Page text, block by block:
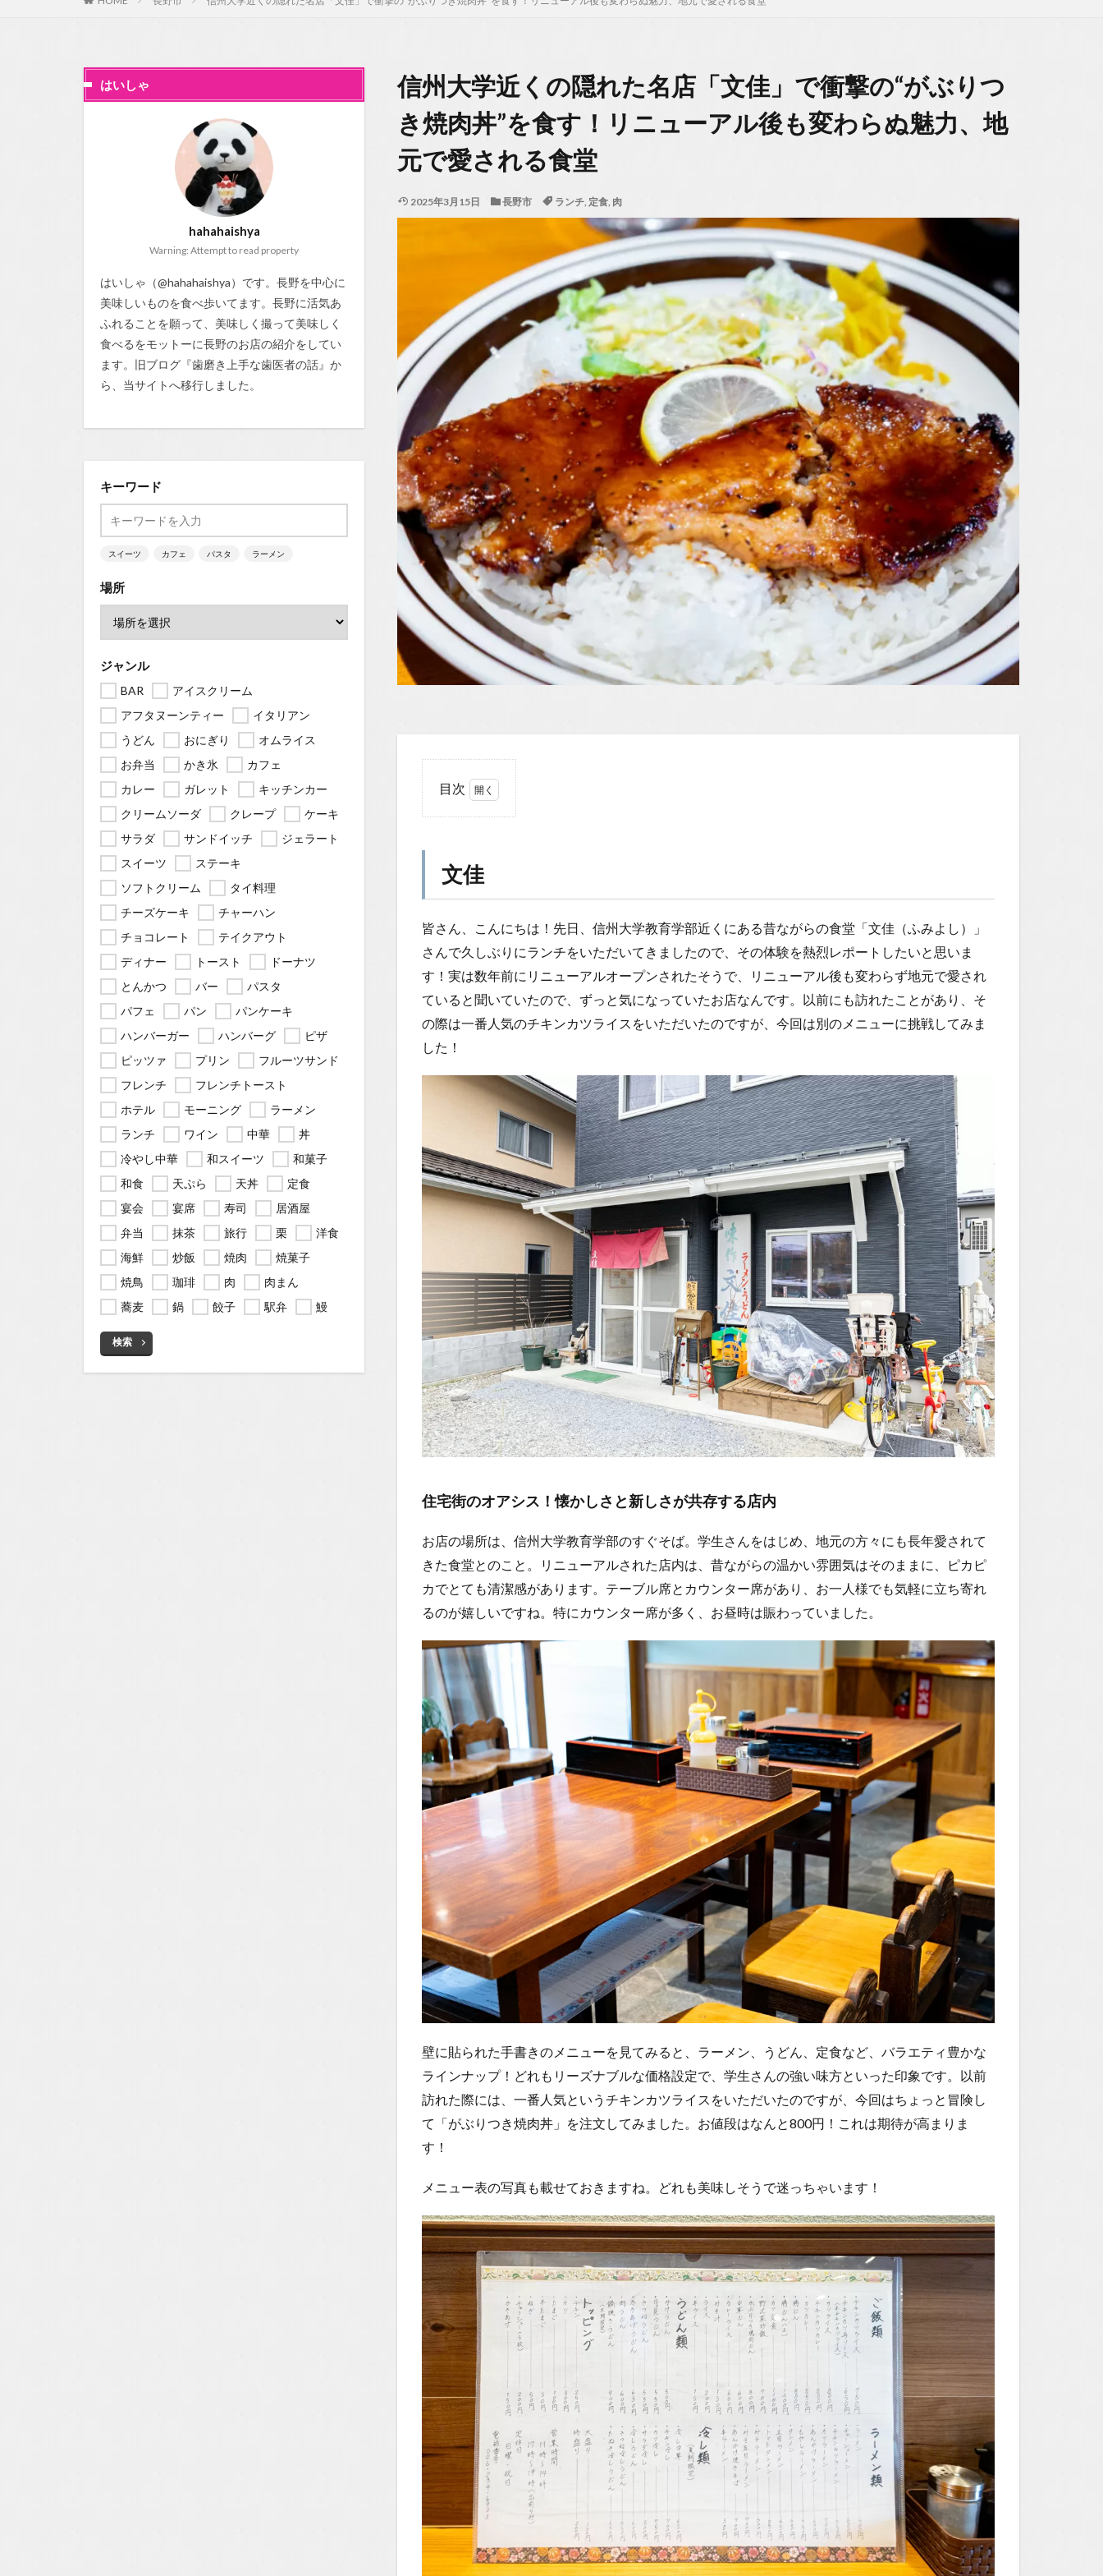
信州大学近くの隠れた名店「文佳」で衝撃の“がぶりつ
き焼肉丼”を食す！リニューアル後も変わらぬ魅力、地
元で愛される食堂
2025年3月15日 長野市 ランチ, 定食, 肉
目次
1.0.1
住宅街
シス！
懐かし
しさが
共存す
る店内
ッ！と
一枚肉
が鎮座
撃の焼
肉丼
1.0.3
甘辛ダ
ませ
る！食
べ応え
満点の
がぶり
つき肉
1.0.4
トイレ
の蛇口
にも注
ふれる
1.0.5
まとめ
1.0.5.1
今回ご紹
「文佳」
さんの魅
力はこち
ら！
1.1
場所
1.2
You
Tube
1.2.1
はいし
べ歩き
Tubeチ
ャンネ
ル
文佳
皆さん、こんにちは！先日、信州大学教育学部近くにある昔ながらの食堂「文佳（ふみよし）」
さんで久しぶりにランチをいただいてきましたので、その体験を熱烈レポートしたいと思いま
す！実は数年前にリニューアルオープンされたそうで、リニューアル後も変わらず地元で愛され
ていると聞いていたので、ずっと気になっていたお店なんです。以前にも訪れたことがあり、そ
の際は一番人気のチキンカツライスをいただいたのですが、今回は別のメニューに挑戦してみま
した！
住宅街のオアシス！懐かしさと新しさが共存する店内
お店の場所は、信州大学教育学部のすぐそば。学生さんをはじめ、地元の方々にも長年愛されて
きた食堂とのこと。リニューアルされた店内は、昔ながらの温かい雰囲気はそのままに、ピカピ
カでとても清潔感があります。テーブル席とカウンター席があり、お一人様でも気軽に立ち寄れ
るのが嬉しいですね。特にカウンター席が多く、お昼時は賑わっていました。
壁に貼られた手書きのメニューを見てみると、ラーメン、うどん、定食など、バラエティ豊かな
ラインナップ！どれもリーズナブルな価格設定で、学生さんの強い味方といった印象です。以前
訪れた際には、一番人気というチキンカツライスをいただいたのですが、今回はちょっと冒険し
て「がぶりつき焼肉丼」を注文してみました。お値段はなんと800円！これは期待が高まりま
す！
メニュー表の写真も載せておきますね。どれも美味しそうで迷っちゃいます！
はいしゃ
hahahaishya
Warning: Attempt to read property
はいしゃ（@hahahaishya）です。長野を中心に
美味しいものを食べ歩いてます。長野に活気あ
ふれることを願って、美味しく撮って美味しく
食べるをモットーに長野のお店の紹介をしてい
ます。旧ブログ『歯磨き上手な歯医者の話』か
ら、当サイトへ移行しました。
キーワード
スイーツ カフェ パスタ ラーメン
場所
ジャンル
BAR
アイスクリーム
アフタヌーンティー
イタリアン
うどん
おにぎり
オムライス
お弁当
かき氷
カフェ
カレー
ガレット
キッチンカー
クリームソーダ
クレープ
ケーキ
サラダ
サンドイッチ
ジェラート
スイーツ
ステーキ
ソフトクリーム
タイ料理
チーズケーキ
チャーハン
チョコレート
テイクアウト
ディナー
トースト
ドーナツ
とんかつ
バー
パスタ
パフェ
パン
パンケーキ
ハンバーガー
ハンバーグ
ピザ
ピッツァ
プリン
フルーツサンド
フレンチ
フレンチトースト
ホテル
モーニング
ラーメン
ランチ
ワイン 中華
丼
冷やし中華
和スイーツ
和菓子
和食
天ぷら 天丼
定食
宴会
宴席 寿司
居酒屋
弁当
抹茶 旅行 栗
洋食
海鮮
炒飯 焼肉
焼菓子
焼鳥
珈琲 肉
肉まん
蕎麦
鍋 餃子 駅弁 鰻
検索